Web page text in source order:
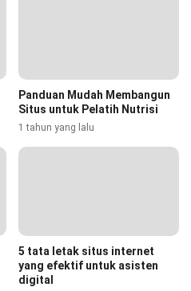
Panduan Mudah Membangun
Situs untuk Pelatih Nutrisi
1 tahun yang lalu
5 tata letak situs internet
yang efektif untuk asisten
digital